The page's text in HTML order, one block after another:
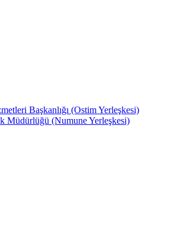
Başkanlığı (Ostim Yerleşkesi)
Müdürlüğü (Numune Yerleşkesi)